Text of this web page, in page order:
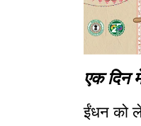
एक दिन
ईंधन को